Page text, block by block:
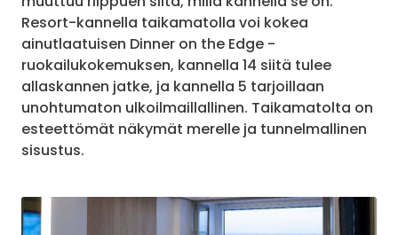
Resort-kannella taikamatolla voi kokea
ainutlaatuisen Dinner on the Edge -
ruokailukokemuksen, kannella 14 siitä tulee
allaskannen jatke, ja kannella 5 tarjoillaan
unohtumaton ulkoilmaillallinen. Taikamatolta on
esteettömät näkymät merelle ja tunnelmallinen
sisustus.